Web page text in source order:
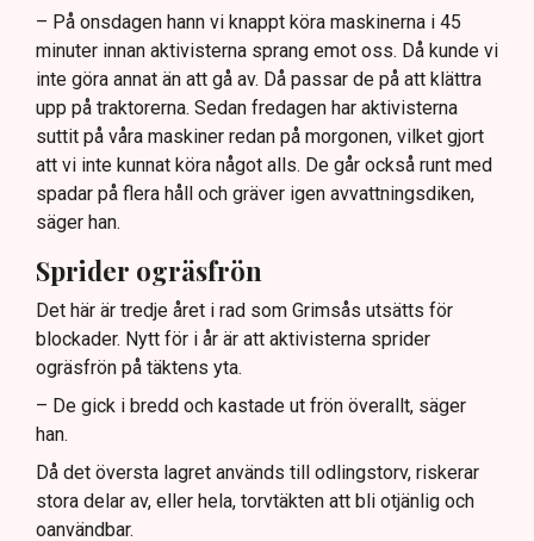
aktivisternas handlingar.
Frågor kvarstår om finansiering av illegal aktivism.
– På onsdagen hann vi knappt köra maskinerna i 45
minuter innan aktivisterna sprang emot oss. Då kunde vi
inte göra annat än att gå av. Då passar de på att klättra
upp på traktorerna. Sedan fredagen har aktivisterna
suttit på våra maskiner redan på morgonen, vilket gjort
att vi inte kunnat köra något alls. De går också runt med
spadar på flera håll och gräver igen avvattningsdiken,
säger han.
Sprider ogräsfrön
Det här är tredje året i rad som Grimsås utsätts för
blockader. Nytt för i år är att aktivisterna sprider
ogräsfrön på täktens yta.
– De gick i bredd och kastade ut frön överallt, säger
han.
Då det översta lagret används till odlingstorv, riskerar
stora delar av, eller hela, torvtäkten att bli otjänlig och
oanvändbar.